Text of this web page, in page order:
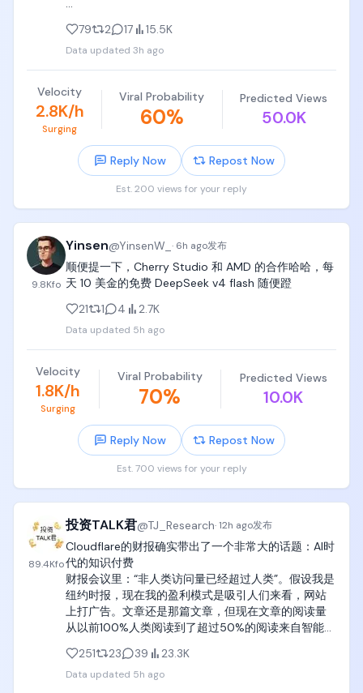
一边拿着书，一边对着电脑敲敲敲，敲敲敲，敲敲
敲，
python入门了以后，可以买《Thinking in Java》
《C++ Primer》，挑着学Java和C++这两本书；
b. 计算机三套经典，党哥都买了纸质版，党哥都没看
完。
- 计算机基础教材CSAPP《Computer Systems A
Programmers Perspective》（CSAPP）
- 可以陪伴到50岁、几代人读的圣经大套装《The Art
of Computer Programming》（TAOCP）
记住，党哥没看完是因为岁数太大了（算法导论看得
最多，其他两本进度很少），你的孩子只有6~18岁，
如果激发了巨大的兴趣，你的孩子是完完全全有精力
看完的。
如果18岁之前能扎扎实实看完这三本书，可以说比
Google和Meta里面90%的员工要强。
c. 全球公认的计算机其余主要专业教材
操作系统《Operating Systems Concepts》（操作
Tools》（编译原理，龙书）
《Modern Compiler Implementation in C》（现代
编译原理，虎书）
《Advanced Compiler Design and
Implementation》（编译器设计与实现，鲸书）
数据库《Database System Concepts》（数据库概
计算机网络《Computer Networks》Andrew S.
的）
flash则老实的像个孩子，勤奋的像个浙江人。
这是AI最好的时代。
79 2 17 15.5K
Data updated 3h ago
Velocity
2.8K/h
Surging
Viral Probability
60%
Predicted Views
50.0K
Reply Now Repost Now
Est. 200 views for your reply
9.8Kfo
Yinsen@YinsenW_ · 6h ago发布
顺便提一下，Cherry Studio 和 AMD 的合作哈哈，每
天 10 美金的免费 DeepSeek v4 flash 随便蹬
21
1 4 2.7K
Data updated 5h ago
Velocity
1.8K/h
Surging
Viral Probability
70%
Predicted Views
10.0K
Reply Now Repost Now
Est. 700 views for your reply
89.4Kfo
投资TALK君@TJ_Research·12h ago发布
Cloudflare的财报确实带出了一个非常大的话题：AI时
代的知识付费
财报会议里：“非人类访问量已经超过人类”。假设我是
纽约时报，现在我的盈利模式是吸引人们来看，网站
上打广告。文章还是那篇文章，但现在文章的阅读量
从以前100%人类阅读到了超过50%的阅读来自智能
以收费，这也是为什么模型公司和这些出版社都有版
权纠纷的问题。
251 23 39 23.3K
Data updated 5h ago